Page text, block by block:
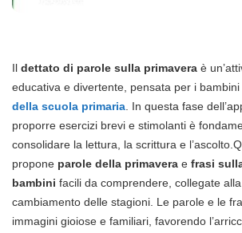
Il dettato di parole sulla primavera è
educativa e divertente, pensata per i bambini
della scuola primaria. In questa fase
proporre esercizi brevi e stimolanti è
consolidare la lettura, la scrittura e
propone parole della primavera e frasi
bambini facili da comprendere, collegate
cambiamento delle stagioni. Le parole e le
immagini gioiose e familiari, favorendo